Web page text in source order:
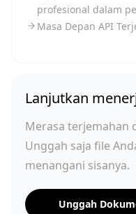
profesional dalam
Masa Depan API
Lanjutkan
Merasa terjemahan
Unggah saja file
menangani sisanya.
Unggah